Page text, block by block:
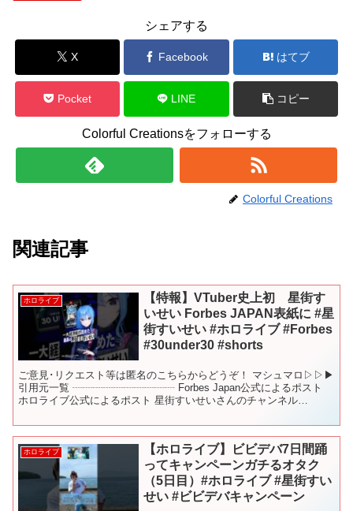
シェアする
X Facebook はてブ
Pocket LINE コピー
Colorful Creationsをフォローする
Colorful Creations
関連記事
ホロライブ
【特報】VTuber史上初 星街す
いせい Forbes JAPAN表紙に #星
街すいせい #ホロライブ #Forbes
#30under30 #shorts
ご意見･リクエスト等は匿名のこちらからどうぞ！ マシュマロ▷▷▶︎
引用元一覧 ┈┈┈┈┈┈┈┈┈┈ Forbes Japan公式によるポスト
ホロライブ公式によるポスト 星街すいせいさんのチャンネル
ホロライブ
【ホロライブ】ビビデバ7日間踊
ってキャンペーンガチるオタク
（5日目）#ホロライブ #星街すい
せい #ビビデバキャンペーン